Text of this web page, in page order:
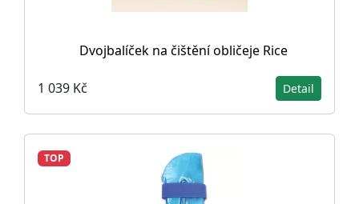
Dvojbalíček na čištění obličeje Rice
1 039 Kč Detail
TOP